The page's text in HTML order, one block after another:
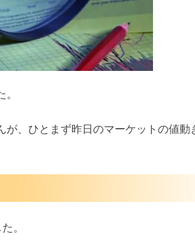
、ひとまず昨日のマーケットの値動
。